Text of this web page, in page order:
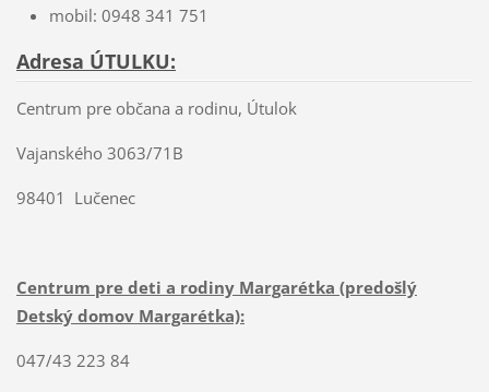
mobil: 0948 341 751
Adresa ÚTULKU:
Centrum pre občana a rodinu, Útulok
Vajanského 3063/71B
98401 Lučenec
Centrum pre deti a rodiny Margarétka (predošlý
Detský domov Margarétka):
047/43 223 84